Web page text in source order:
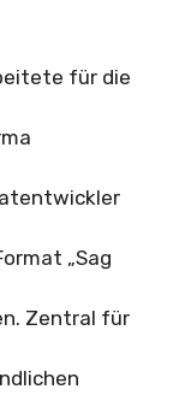
für die
„Sag
Zentral für